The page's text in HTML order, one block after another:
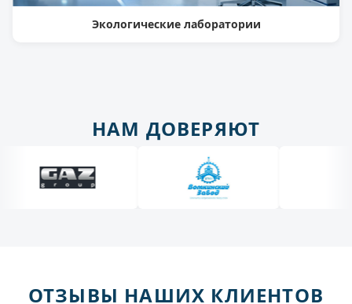
Экологические лаборатории
НАМ ДОВЕРЯЮТ
ОТЗЫВЫ НАШИХ КЛИЕНТОВ